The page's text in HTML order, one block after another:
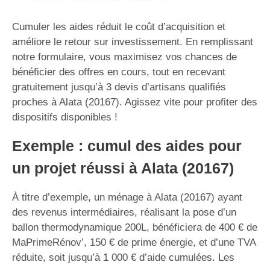
Cumuler les aides réduit le coût d’acquisition et
améliore le retour sur investissement. En remplissant
notre formulaire, vous maximisez vos chances de
bénéficier des offres en cours, tout en recevant
gratuitement jusqu’à 3 devis d’artisans qualifiés
proches à Alata (20167). Agissez vite pour profiter des
dispositifs disponibles !
Exemple : cumul des aides pour
un projet réussi à Alata (20167)
À titre d’exemple, un ménage à Alata (20167) ayant
des revenus intermédiaires, réalisant la pose d’un
ballon thermodynamique 200L, bénéficiera de 400 € de
MaPrimeRénov’, 150 € de prime énergie, et d’une TVA
réduite, soit jusqu’à 1 000 € d’aide cumulées. Les